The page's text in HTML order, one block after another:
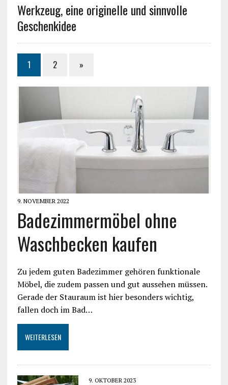
Werkzeug, eine originelle und sinnvolle
Geschenkidee
1 2 »
9. NOVEMBER 2022
Badezimmermöbel ohne
Waschbecken kaufen
Zu jedem guten Badezimmer gehören funktionale
Möbel, die zudem passen und gut aussehen müssen.
Gerade der Stauraum ist hier besonders wichtig,
fallen doch im Bad…
WEITERLESEN
9. OKTOBER 2023